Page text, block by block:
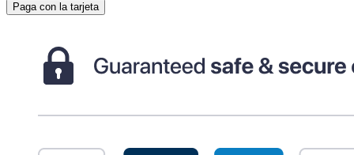
Paga con la tarjeta